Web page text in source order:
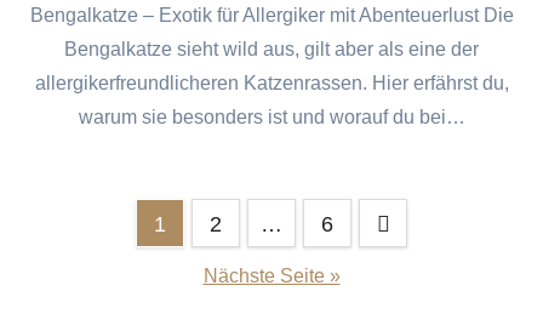
Bengalkatze – Exotik für Allergiker mit Abenteuerlust Die
Bengalkatze sieht wild aus, gilt aber als eine der
allergikerfreundlicheren Katzenrassen. Hier erfährst du,
warum sie besonders ist und worauf du bei…
Seitennummerierung
1 2 … 6
Nächste Seite »